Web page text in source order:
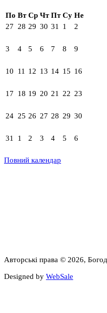
По Вт Ср Чт Пт Су Не
27 28 29 30 31 1 2
3 4 5 6 7 8 9
10 11 12 13 14 15 16
17 18 19 20 21 22 23
24 25 26 27 28 29 30
31 1 2 3 4 5 6
Повний календар
Авторські права © 2026,
Designed by WebSale